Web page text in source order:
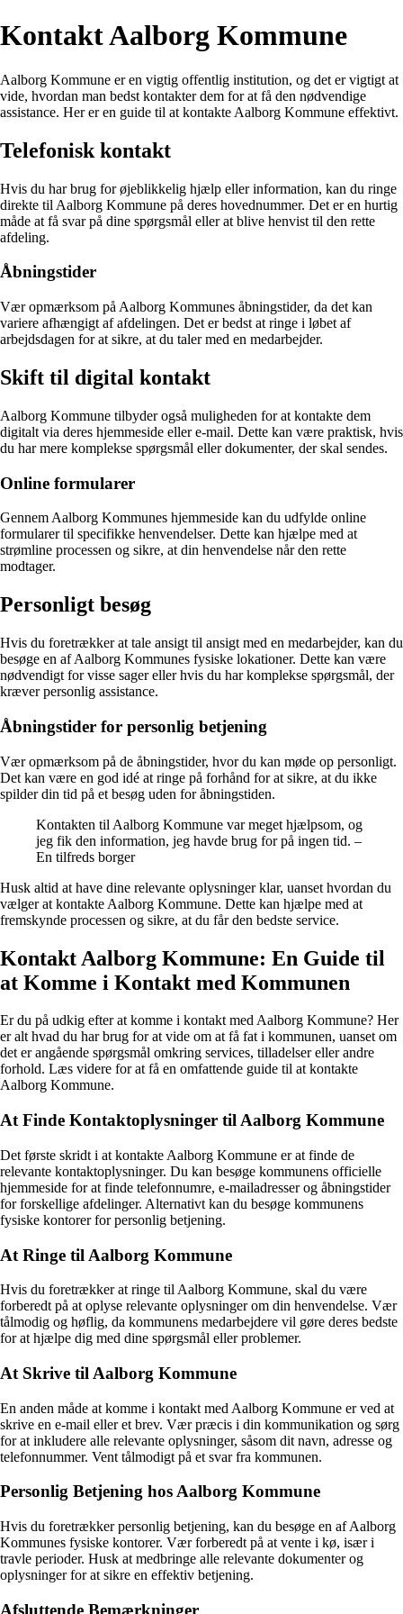
Kontakt Aalborg Kommune
Aalborg Kommune er en vigtig offentlig institution, og det er vigtigt at
vide, hvordan man bedst kontakter dem for at få den nødvendige
assistance. Her er en guide til at kontakte Aalborg Kommune effektivt.
Telefonisk kontakt
Hvis du har brug for øjeblikkelig hjælp eller information, kan du ringe
direkte til Aalborg Kommune på deres hovednummer. Det er en hurtig
måde at få svar på dine spørgsmål eller at blive henvist til den rette
afdeling.
Åbningstider
Vær opmærksom på Aalborg Kommunes åbningstider, da det kan
variere afhængigt af afdelingen. Det er bedst at ringe i løbet af
arbejdsdagen for at sikre, at du taler med en medarbejder.
Skift til digital kontakt
Aalborg Kommune tilbyder også muligheden for at kontakte dem
digitalt via deres hjemmeside eller e-mail. Dette kan være praktisk, hvis
du har mere komplekse spørgsmål eller dokumenter, der skal sendes.
Online formularer
Gennem Aalborg Kommunes hjemmeside kan du udfylde online
formularer til specifikke henvendelser. Dette kan hjælpe med at
strømline processen og sikre, at din henvendelse når den rette
modtager.
Personligt besøg
Hvis du foretrækker at tale ansigt til ansigt med en medarbejder, kan du
besøge en af Aalborg Kommunes fysiske lokationer. Dette kan være
nødvendigt for visse sager eller hvis du har komplekse spørgsmål, der
kræver personlig assistance.
Åbningstider for personlig betjening
Vær opmærksom på de åbningstider, hvor du kan møde op personligt.
Det kan være en god idé at ringe på forhånd for at sikre, at du ikke
spilder din tid på et besøg uden for åbningstiden.
Kontakten til Aalborg Kommune var meget hjælpsom, og
jeg fik den information, jeg havde brug for på ingen tid. –
En tilfreds borger
Husk altid at have dine relevante oplysninger klar, uanset hvordan du
vælger at kontakte Aalborg Kommune. Dette kan hjælpe med at
fremskynde processen og sikre, at du får den bedste service.
Kontakt Aalborg Kommune: En Guide til
at Komme i Kontakt med Kommunen
Er du på udkig efter at komme i kontakt med Aalborg Kommune? Her
er alt hvad du har brug for at vide om at få fat i kommunen, uanset om
det er angående spørgsmål omkring services, tilladelser eller andre
forhold. Læs videre for at få en omfattende guide til at kontakte
Aalborg Kommune.
At Finde Kontaktoplysninger til Aalborg Kommune
Det første skridt i at kontakte Aalborg Kommune er at finde de
relevante kontaktoplysninger. Du kan besøge kommunens officielle
hjemmeside for at finde telefonnumre, e-mailadresser og åbningstider
for forskellige afdelinger. Alternativt kan du besøge kommunens
fysiske kontorer for personlig betjening.
At Ringe til Aalborg Kommune
Hvis du foretrækker at ringe til Aalborg Kommune, skal du være
forberedt på at oplyse relevante oplysninger om din henvendelse. Vær
tålmodig og høflig, da kommunens medarbejdere vil gøre deres bedste
for at hjælpe dig med dine spørgsmål eller problemer.
At Skrive til Aalborg Kommune
En anden måde at komme i kontakt med Aalborg Kommune er ved at
skrive en e-mail eller et brev. Vær præcis i din kommunikation og sørg
for at inkludere alle relevante oplysninger, såsom dit navn, adresse og
telefonnummer. Vent tålmodigt på et svar fra kommunen.
Personlig Betjening hos Aalborg Kommune
Hvis du foretrækker personlig betjening, kan du besøge en af Aalborg
Kommunes fysiske kontorer. Vær forberedt på at vente i kø, især i
travle perioder. Husk at medbringe alle relevante dokumenter og
oplysninger for at sikre en effektiv betjening.
Afsluttende Bemærkninger